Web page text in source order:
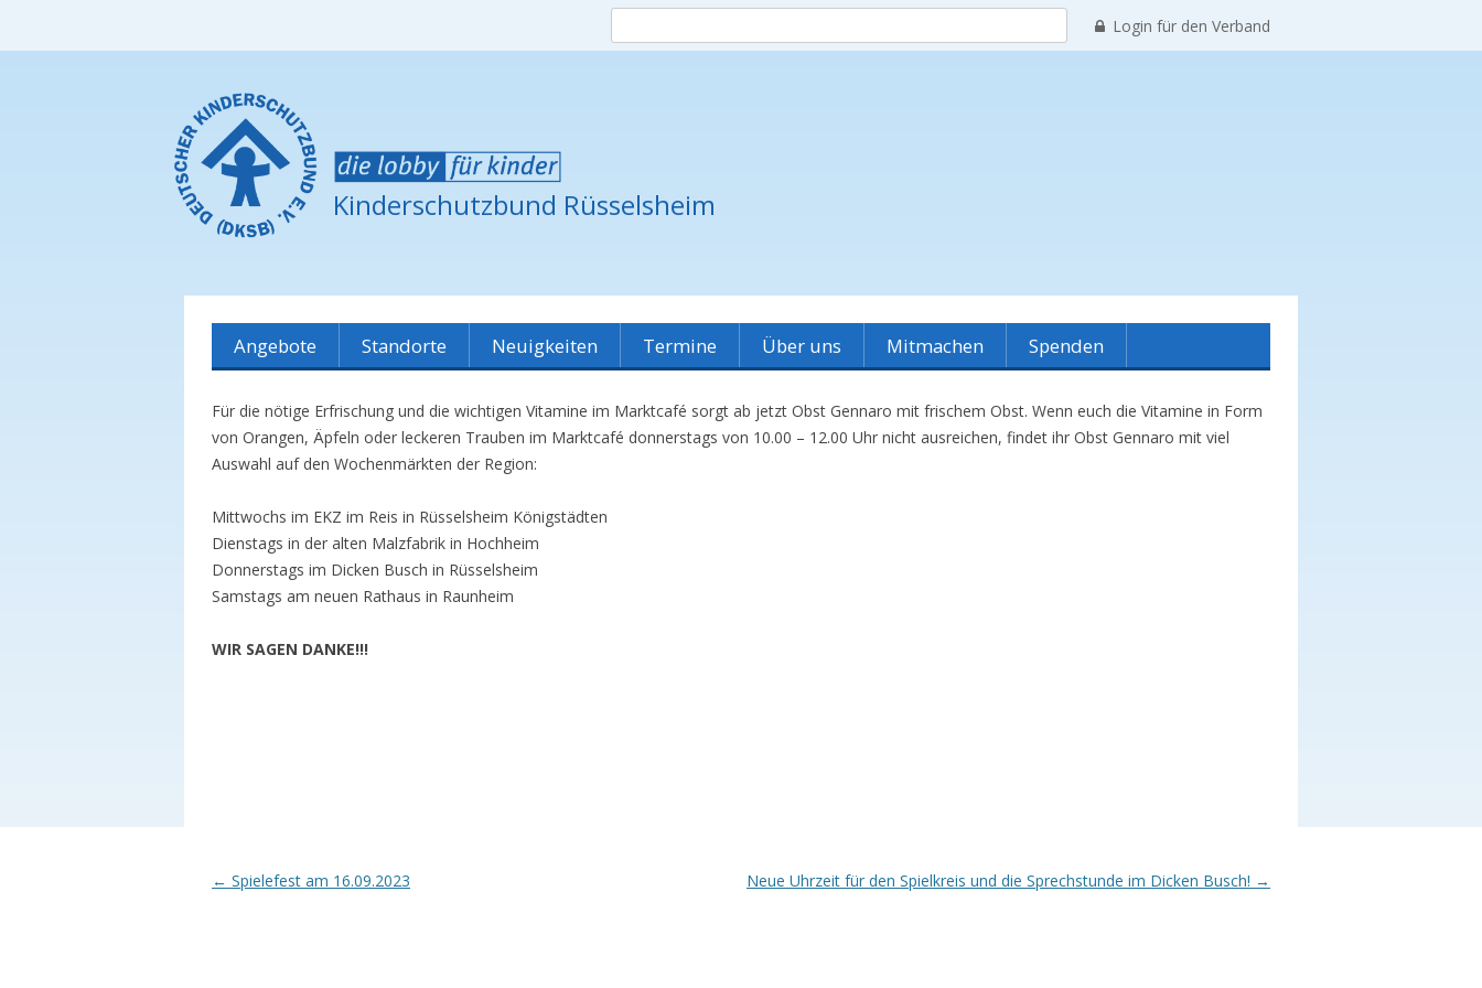
Login für den Verband
Suchen
nach:
Kinderschutzbund Rüsselsheim
Skip
Angebote
Marktcafé
Babymassage
Babytreff
Spielkreis
Drop In(klusive)
Familien
Standorte
Raumvermietung
Böllensee
Berliner Viertel
Innenstadt
Neuigkeiten Termine Über uns
Verein
Vereinshistorie
Mitmachen Spenden
Für die nötige Erfrischung und die wichtigen Vitamine im Marktcafé sorgt ab jetzt Obst Gennaro mit frischem Obst. Wenn euch die Vitamine in Form
von Orangen, Äpfeln oder leckeren Trauben im Marktcafé donnerstags von 10.00 – 12.00 Uhr nicht ausreichen, findet ihr Obst Gennaro mit viel
Auswahl auf den Wochenmärkten der Region:
Mittwochs im EKZ im Reis in Rüsselsheim Königstädten
Dienstags in der alten Malzfabrik in Hochheim
Donnerstags im Dicken Busch in Rüsselsheim
Samstags am neuen Rathaus in Raunheim
WIR SAGEN DANKE!!!
Post
← Spielefest am 16.09.2023 Neue Uhrzeit für den Spielkreis und die Sprechstunde im Dicken Busch! →